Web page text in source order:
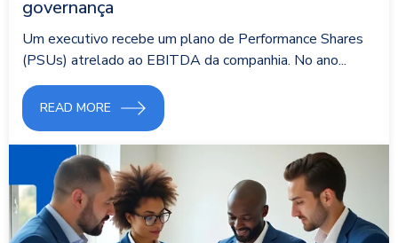
governança
Um executivo recebe um plano de Performance Shares
(PSUs) atrelado ao EBITDA da companhia. No ano...
READ MORE